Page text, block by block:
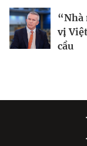
“Nhà
vị
cầu
Dùng
bạo
Tại
lượng